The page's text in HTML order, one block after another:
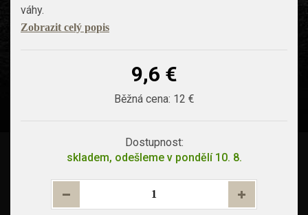
váhy.
Zobrazit celý popis
9,6 €
Běžná cena: 12 €
Dostupnost:
skladem, odešleme v pondělí 10. 8.